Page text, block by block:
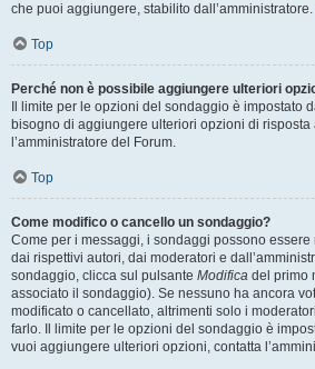
che puoi aggiungere, stabilito dall’amministratore.
Top
Perché non è possibile aggiungere ulteriori
Il limite per le opzioni del sondaggio è impostato
bisogno di aggiungere ulteriori opzioni di
l’amministratore del Forum.
Top
Come modifico o cancello un sondaggio?
Come per i messaggi, i sondaggi possono
dai rispettivi autori, dai moderatori e
sondaggio, clicca sul pulsante Modifica del primo
associato il sondaggio). Se nessuno ha ancora
modificato o cancellato, altrimenti solo i
farlo. Il limite per le opzioni del sondaggio è
vuoi aggiungere ulteriori opzioni, contatta